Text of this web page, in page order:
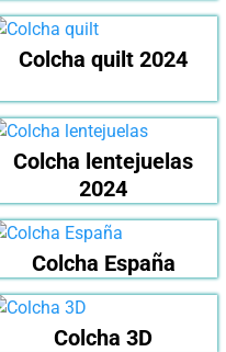
Colcha quilt 2024
Colcha lentejuelas
2024
Colcha España
Colcha 3D